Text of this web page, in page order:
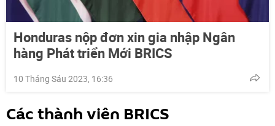
Honduras nộp đơn xin gia nhập Ngân
hàng Phát triển Mới BRICS
10 Tháng Sáu 2023, 16:36
Các thành viên BRICS